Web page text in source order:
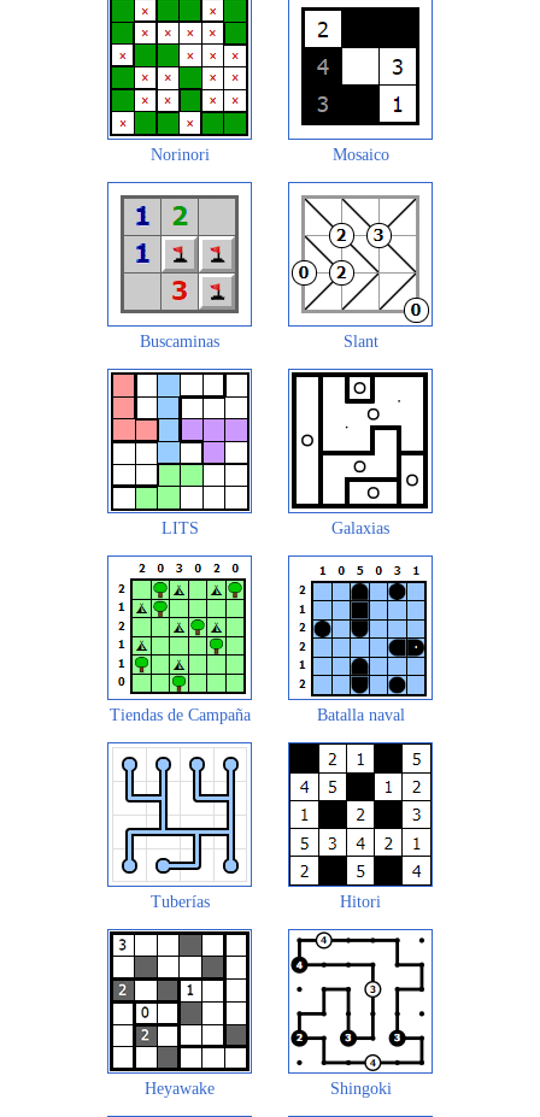
Norinori Mosaico
Buscaminas Slant
LITS Galaxias
Tiendas de Campaña Batalla naval
Tuberías Hitori
Heyawake Shingoki